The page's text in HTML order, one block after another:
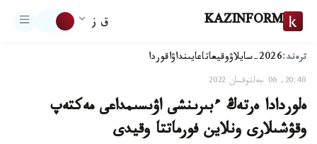
KAZINFORM ق ز
ترەند:2026-سايلاۋ وقيعاتاعايىنداۋاقوردا
20:40, 06 جەلتوقسان 2022
ەلوردادا ەرتەڭ ءبىرىنشى اۋىسىمداعى مەكتەپ
وقۋشىلارى ونلاين فورماتتا وقيدى